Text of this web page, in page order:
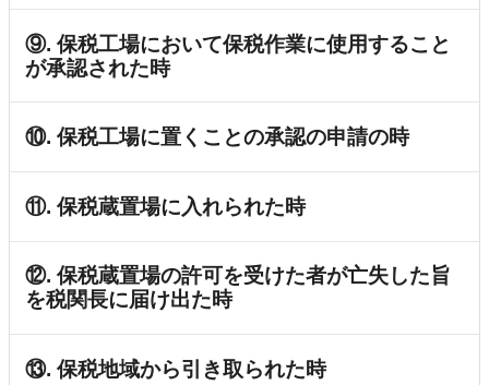
⑨. 保税工場において保税作業に使用すること
が承認された時
⑩. 保税工場に置くことの承認の申請の時
⑪. 保税蔵置場に入れられた時
⑫. 保税蔵置場の許可を受けた者が亡失した旨
を税関長に届け出た時
⑬. 保税地域から引き取られた時